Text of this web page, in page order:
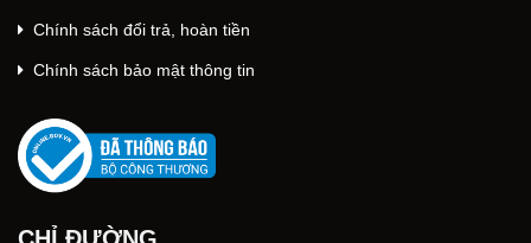
Chính sách đổi trả, hoàn tiền
Chính sách bảo mật thông tin